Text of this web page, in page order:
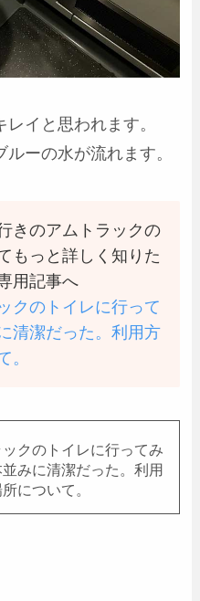
イと思われます。
ーの水が流れます。
きのアムトラックの
もっと詳しく知りた
用記事へ
クのトイレに行って
清潔だった。利用方
。
クのトイレに行ってみ
みに清潔だった。利用
について。